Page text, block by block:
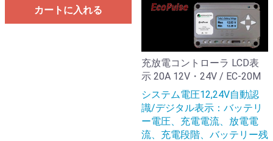
カートに入れる
充放電コントローラ LCD表
示 20A 12V・24V / EC-20M
システム電圧12,24V自動認
識/デジタル表示：バッテリ
ー電圧、充電電流、放電電
流、充電段階、バッテリー残